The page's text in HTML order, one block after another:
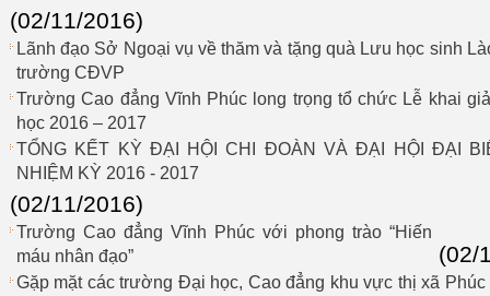
(02/11/2016)
Lãnh đạo Sở Ngoại vụ về thăm và tặng quà Lưu học sinh
trường CĐVP
Trường Cao đẳng Vĩnh Phúc long trọng tổ chức Lễ khai
học 2016 – 2017
TỔNG KẾT KỲ ĐẠI HỘI CHI ĐOÀN VÀ ĐẠI HỘI ĐẠI
NHIỆM KỲ 2016 - 2017
(02/11/2016)
Trường Cao đẳng Vĩnh Phúc với phong trào “Hiến
máu nhân đạo”
(02/
Gặp mặt các trường Đại học, Cao đẳng khu vực thị xã